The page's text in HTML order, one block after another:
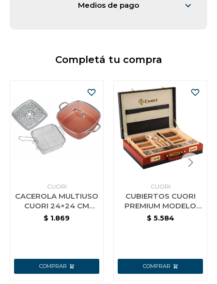
Medios de pago
Completá tu compra
CUORI
CACEROLA MULTIUSO
CUORI 24×24 CM
MULTICHEF
$ 1.869
CUORI
CUBIERTOS CUORI
PREMIUM MODELO
VITTORIA 72P-
$ 5.584